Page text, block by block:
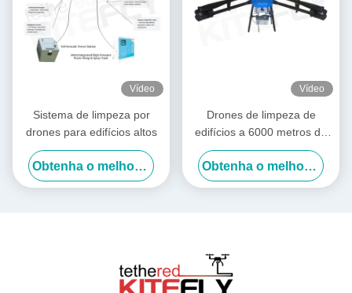
Vídeo
Sistema de limpeza por
drones para edifícios altos
Obtenha o melhor preço
Vídeo
Drones de limpeza de
edifícios a 6000 metros de
altitude Drones de lavagem
de energia Drone SF-90X-
150 Kitefly
Obtenha o melhor preço